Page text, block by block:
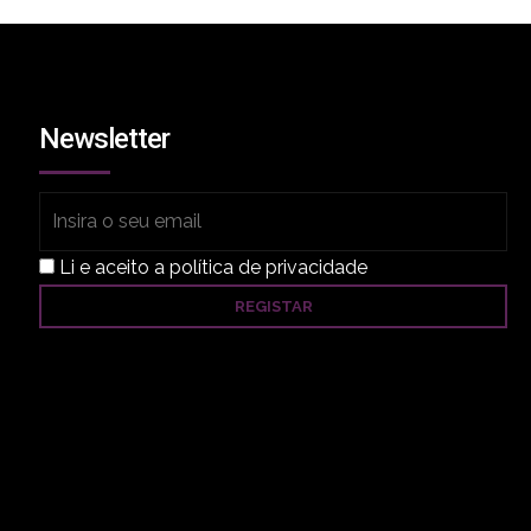
Newsletter
Li e aceito a política de privacidade